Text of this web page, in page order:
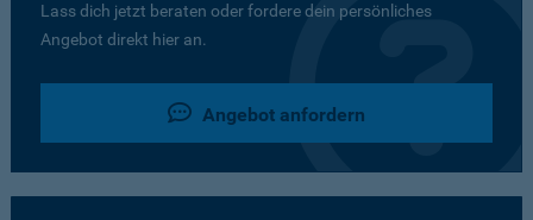
Lass dich jetzt beraten oder fordere dein persönliches
Angebot direkt hier an.
Angebot anfordern